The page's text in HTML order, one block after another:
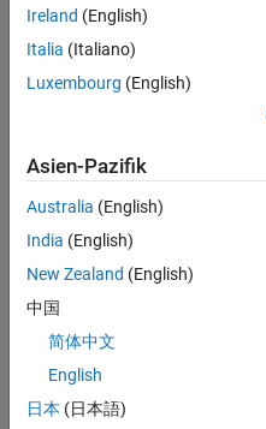
oder
alle
Stellenangebote
anzeigen .
noch
keine
offenen
Stellen
können,
die
Ihren
entsprechen,
Ireland (English)
Italia (Italiano)
Luxembourg (English)
Asien-Pazifik
Australia (English)
India (English)
New Zealand (English)
中国
简体中文
English
日本 (日本語)